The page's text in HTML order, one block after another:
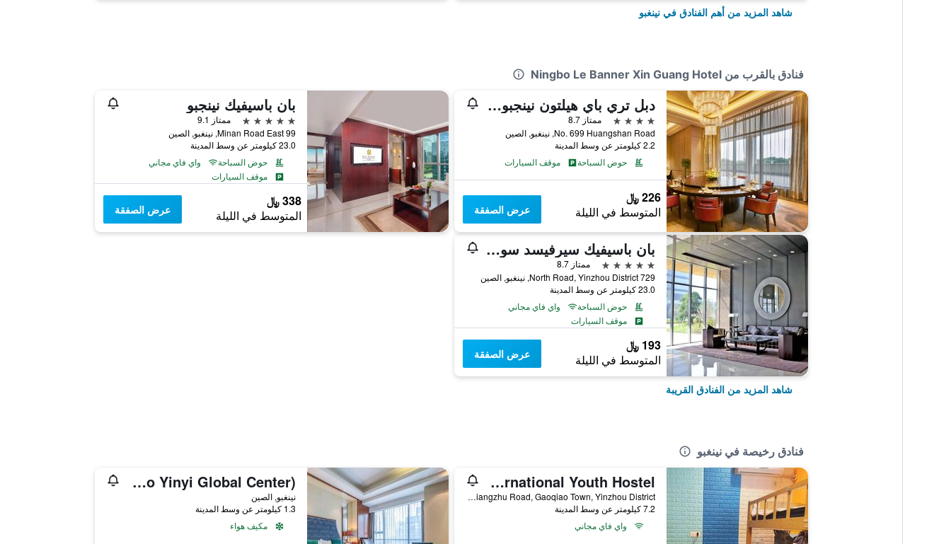
شاهد المزيد من أهم الفنادق في نينغبو
فنادق بالقرب من Ningbo Le Banner Xin Guang Hotel
دبل تري باي هيلتون نينجبو بيلون
4 نجوم
ممتاز 8.7
No. 699 Huangshan Road, نينغبو, الصين
2.2 كيلومتر عن وسط المدينة
حوض السباحة
موقف السيارات
226 ﷼
المتوسط في الليلة عرض الصفقة
بان باسيفيك نينجبو
5 نجوم
ممتاز 9.1
Minan Road East 99, نينغبو, الصين
23.0 كيلومتر عن وسط المدينة
حوض السباحة
واي فاي مجاني
موقف السيارات
338 ﷼
المتوسط في الليلة عرض الصفقة
بان باسيفيك سيرفيسد سويتس نينغبو
5 نجوم
ممتاز 8.7
729 North Road, Yinzhou District, نينغبو, الصين
23.0 كيلومتر عن وسط المدينة
حوض السباحة
واي فاي مجاني
موقف السيارات
193 ﷼
المتوسط في الليلة عرض الصفقة
شاهد المزيد من الفنادق القريبة
فنادق رخيصة في نينغبو
Ningbo 238 International Youth Hostel
No. 13 Lane 22 Liangzhu Road, Gaoqiao Town, Yinzhou District, نينغبو, الصين
7.2 كيلومتر عن وسط المدينة
واي فاي مجاني
Gomine Apartment Hotel (Ningbo Yinyi Global Center)
نينغبو, الصين
1.3 كيلومتر عن وسط المدينة
مكيف هواء